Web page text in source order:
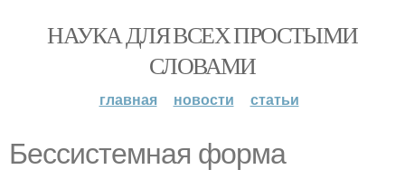
НАУКА ДЛЯ ВСЕХ ПРОСТЫМИ
СЛОВАМИ
главная новости статьи
Бессистемная форма